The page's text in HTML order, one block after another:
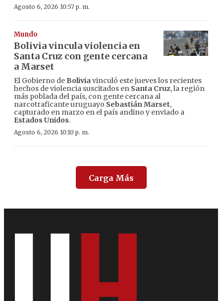
Agosto 6, 2026 10:57 p. m.
Mundo
Bolivia vincula violencia en
Santa Cruz con gente cercana
a Marset
El Gobierno de Boliviavinculó este jueves los recientes
hechos de violencia suscitados en Santa Cruz, la región
más poblada del país, con gente cercana al
narcotraficante uruguayo Sebastián Marset,
capturado en marzo en el país andino y enviado a
Estados Unidos.
Agosto 6, 2026 10:10 p. m.
Carga Más